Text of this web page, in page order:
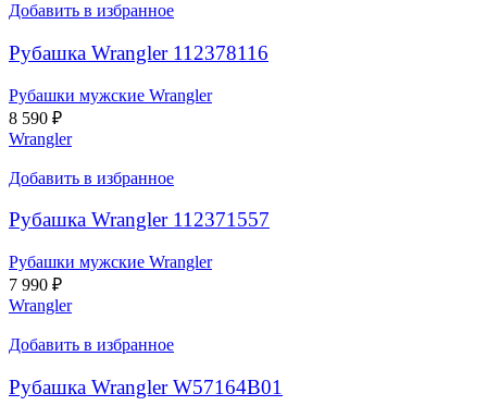
Добавить в избранное
Рубашка Wrangler 112378116
Рубашки мужские Wrangler
8 590 ₽
Wrangler
Добавить в избранное
Рубашка Wrangler 112371557
Рубашки мужские Wrangler
7 990 ₽
Wrangler
Добавить в избранное
Рубашка Wrangler W57164B01